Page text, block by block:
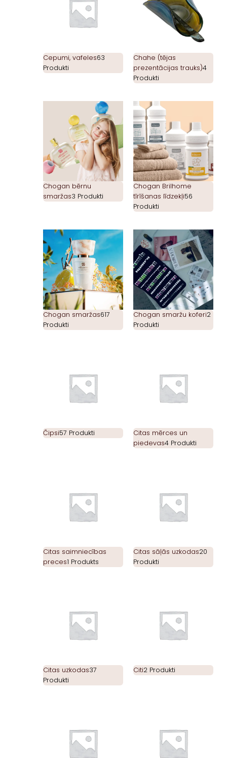
Cepumi, vafeles63
Produkti
Chahe (tējas
prezentācijas trauks)4
Produkti
Chogan bērnu
smaržas3 Produkti
Chogan Brilhome
tīrīšanas līdzekļi56
Produkti
Chogan smaržas617
Produkti
Chogan smaržu koferi2
Produkti
Čipsi57 Produkti
Citas mērces un
piedevas4 Produkti
Citas saimniecības
preces1 Produkts
Citas sāļās uzkodas20
Produkti
Citas uzkodas37
Produkti
Citi2 Produkti